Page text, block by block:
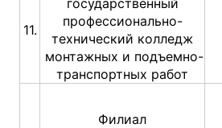
11.
государственный
профессионально-
технический колледж
монтажных и подъемно-
транспортных работ
Филиал